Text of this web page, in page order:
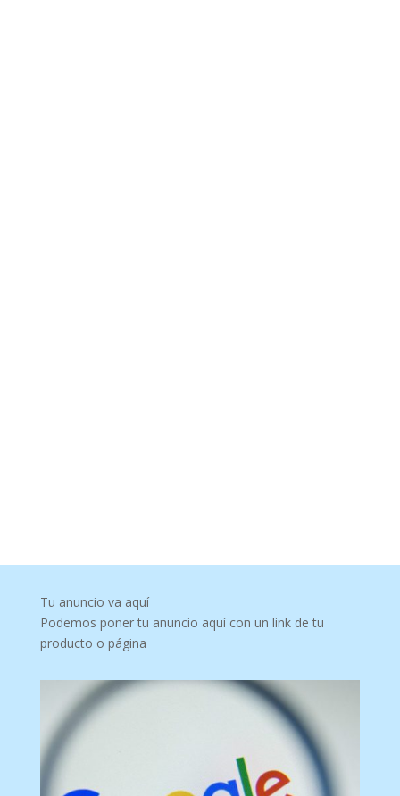
Tu anuncio va aquí
Podemos poner tu anuncio aquí con un link de tu
producto o página